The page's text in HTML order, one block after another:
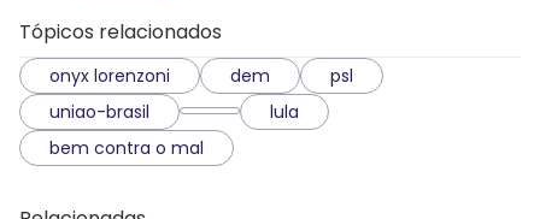
Tópicos relacionados
onyx lorenzoni dem
psl
uniao-brasil
lula
bem contra o mal